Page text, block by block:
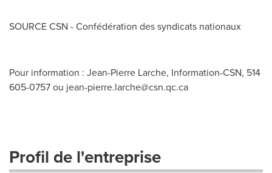
SOURCE CSN - Confédération des syndicats nationaux
Pour information : Jean-Pierre Larche, Information-CSN, 514
605-0757 ou jean-pierre.larche@csn.qc.ca
Profil de l'entreprise